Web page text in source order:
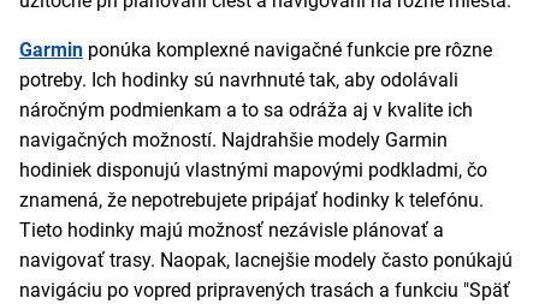
Garmin ponúka komplexné navigačné funkcie pre rôzne
potreby. Ich hodinky sú navrhnuté tak, aby odolávali
náročným podmienkam a to sa odráža aj v kvalite ich
navigačných možností. Najdrahšie modely Garmin
hodiniek disponujú vlastnými mapovými podkladmi, čo
znamená, že nepotrebujete pripájať hodinky k telefónu.
Tieto hodinky majú možnosť nezávisle plánovať a
navigovať trasy. Naopak, lacnejšie modely často ponúkajú
navigáciu po vopred pripravených trasách a funkciu "Späť